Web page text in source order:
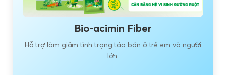
Bio-acimin Fiber
Hỗ trợ làm giảm tình trạng táo bón ở trẻ em và người
lớn.